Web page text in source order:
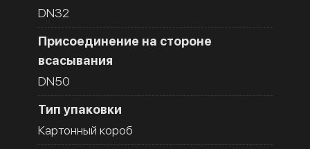
DN32
Присоединение на стороне
всасывания
DN50
Тип упаковки
Картонный короб